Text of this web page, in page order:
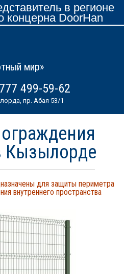
в регионе
концерна DoorHan
мир»
499-59-62
пр. Абая 53/1
Кызылорде
для защиты периметра
внутреннего пространства